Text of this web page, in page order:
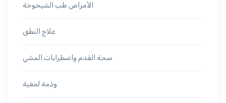
الأمراض طب الشيخوخة
علاج النطق
صحة القدم واضطرابات المشي
وذمة لمفية